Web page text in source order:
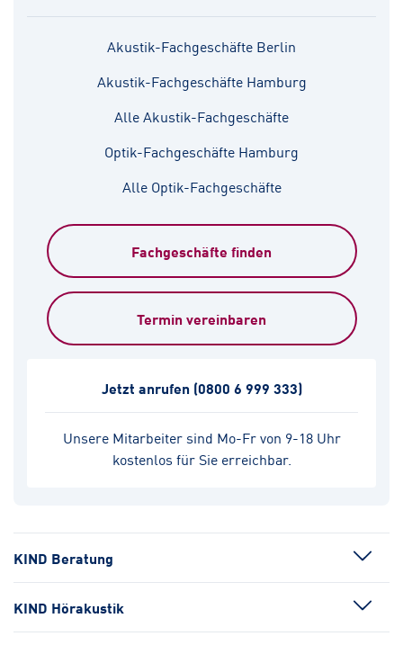
Akustik-Fachgeschäfte Berlin
Akustik-Fachgeschäfte Hamburg
Alle Akustik-Fachgeschäfte
Optik-Fachgeschäfte Hamburg
Alle Optik-Fachgeschäfte
Fachgeschäfte finden
Termin vereinbaren
Unsere Mitarbeiter sind Mo-Fr von 9-18 Uhr
kostenlos für Sie erreichbar.
Jetzt anrufen (0800 6 999 333)
KIND Beratung
KIND Hörakustik